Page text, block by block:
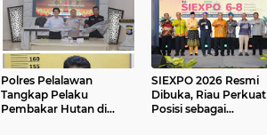
Polres Pelalawan
Tangkap Pelaku
Pembakar Hutan di
SIEXPO 2026 Resmi
Dibuka, Riau Perkuat
Posisi sebagai